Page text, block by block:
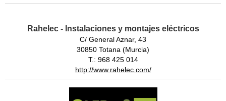
Rahelec - Instalaciones y montajes eléctricos
C/ General Aznar, 43
30850 Totana (Murcia)
T.: 968 425 014
http://www.rahelec.com/